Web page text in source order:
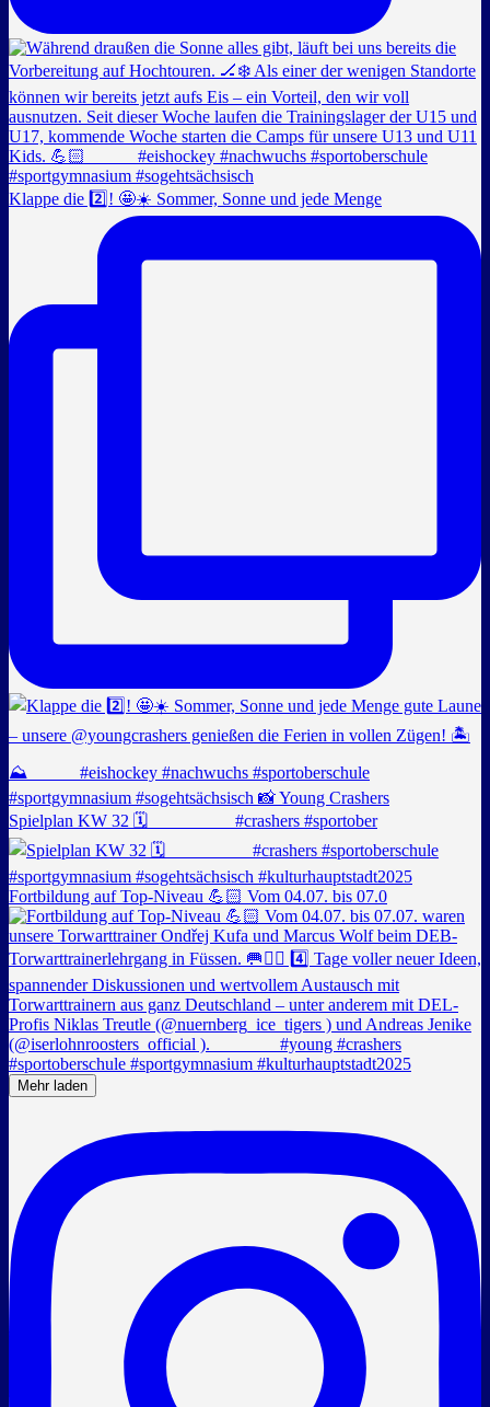
Klappe die 2️⃣! 🤩☀️ Sommer, Sonne und jede Menge
Spielplan KW 32 🗓️ _________ #crashers #sportober
Fortbildung auf Top-Niveau 💪🏻 Vom 04.07. bis 07.0
Mehr laden